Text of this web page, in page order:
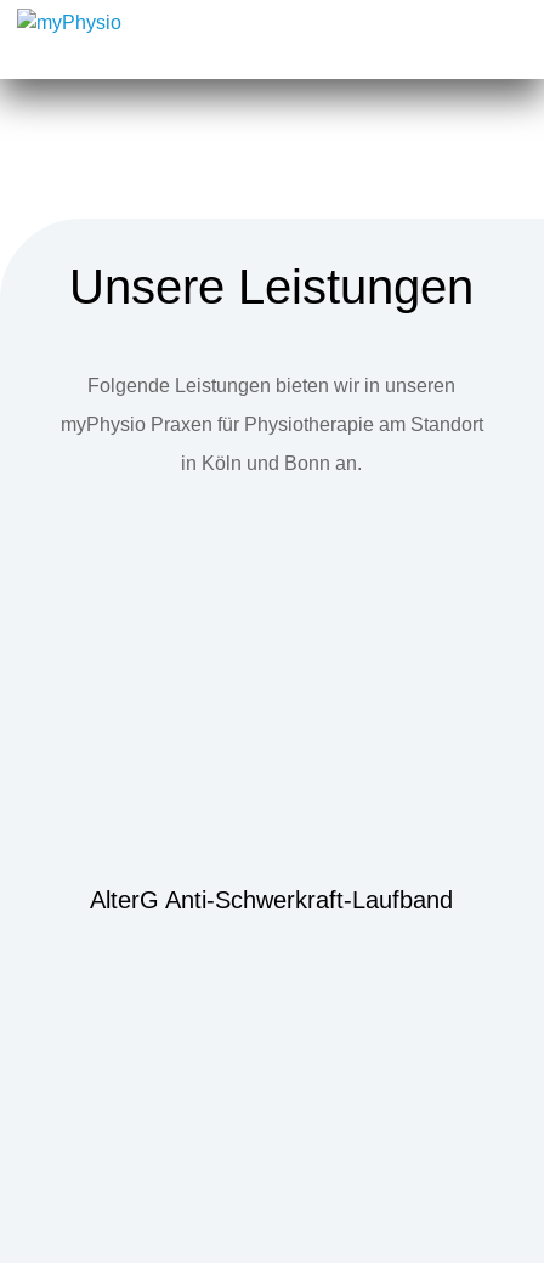
Unsere Leistungen
Folgende Leistungen bieten wir in unseren
myPhysio Praxen für Physiotherapie am Standort
in Köln und Bonn an.
AlterG Anti-Schwerkraft-Laufband